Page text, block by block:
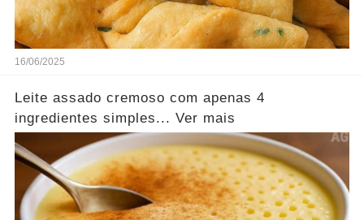
16/06/2025
Leite assado cremoso com apenas 4
ingredientes simples... Ver mais